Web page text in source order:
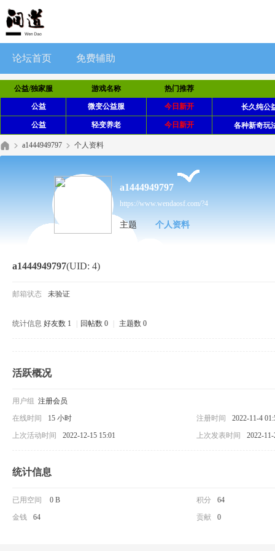
论坛首页 免费辅助
公益/独家服 游戏名称 热门推荐
公益 微变公益服 今日新开 长久纯公
公益 轻变养老 今日新开 各种新奇玩
a1444949797 个人资料
a1444949797
https://www.wendaosf.com/?4
主题 个人资料
a1444949797(UID: 4)
邮箱状态 未验证
统计信息 好友数 1 回帖数 0 主题数 0
活跃概况
用户组 注册会员
在线时间
15 小时 注册时间
2022-11-4
上次活动时间
2022-12-15 15:01 上次发表时间 2022-
统计信息
已用空间 0 B 积分
64
金钱
64 贡献 0